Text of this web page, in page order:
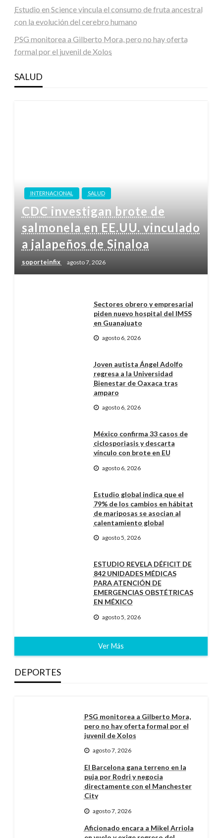
Estudio en Science vincula el consumo de fruta ancestral
con la evolución del cerebro humano
PSG monitorea a Gilberto Mora, pero no hay oferta
formal por el juvenil de Xolos
SALUD
INTERNACIONAL SALUD
CDC investigan brote de
salmonela en EE.UU. vinculado
a jalapeños de Sinaloa
soporteinfix agosto 7, 2026
Sectores obrero y empresarial
piden nuevo hospital del IMSS
en Guanajuato
agosto 6, 2026
Joven autista Ángel Adolfo
regresa a la Universidad
Bienestar de Oaxaca tras
amparo
agosto 6, 2026
México confirma 33 casos de
ciclosporiasis y descarta
vínculo con brote en EU
agosto 6, 2026
Estudio global indica que el
79% de los cambios en hábitat
de mariposas se asocian al
calentamiento global
agosto 5, 2026
ESTUDIO REVELA DÉFICIT DE
842 UNIDADES MÉDICAS
PARA ATENCIÓN DE
EMERGENCIAS OBSTÉTRICAS
EN MÉXICO
agosto 5, 2026
Ver Más
DEPORTES
PSG monitorea a Gilberto Mora,
pero no hay oferta formal por el
juvenil de Xolos
agosto 7, 2026
El Barcelona gana terreno en la
puja por Rodri y negocia
directamente con el Manchester
City
agosto 7, 2026
Aficionado encara a Mikel Arriola